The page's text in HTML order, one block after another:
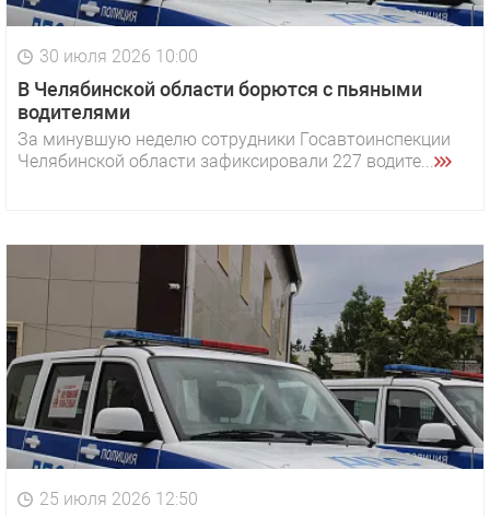
30 июля 2026 10:00
В Челябинской области борются с пьяными
водителями
За минувшую неделю сотрудники Госавтоинспекции
Челябинской области зафиксировали 227 водите...
25 июля 2026 12:50